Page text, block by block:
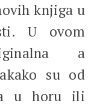
knjiga u
U ovom
a
su od
u horu ili